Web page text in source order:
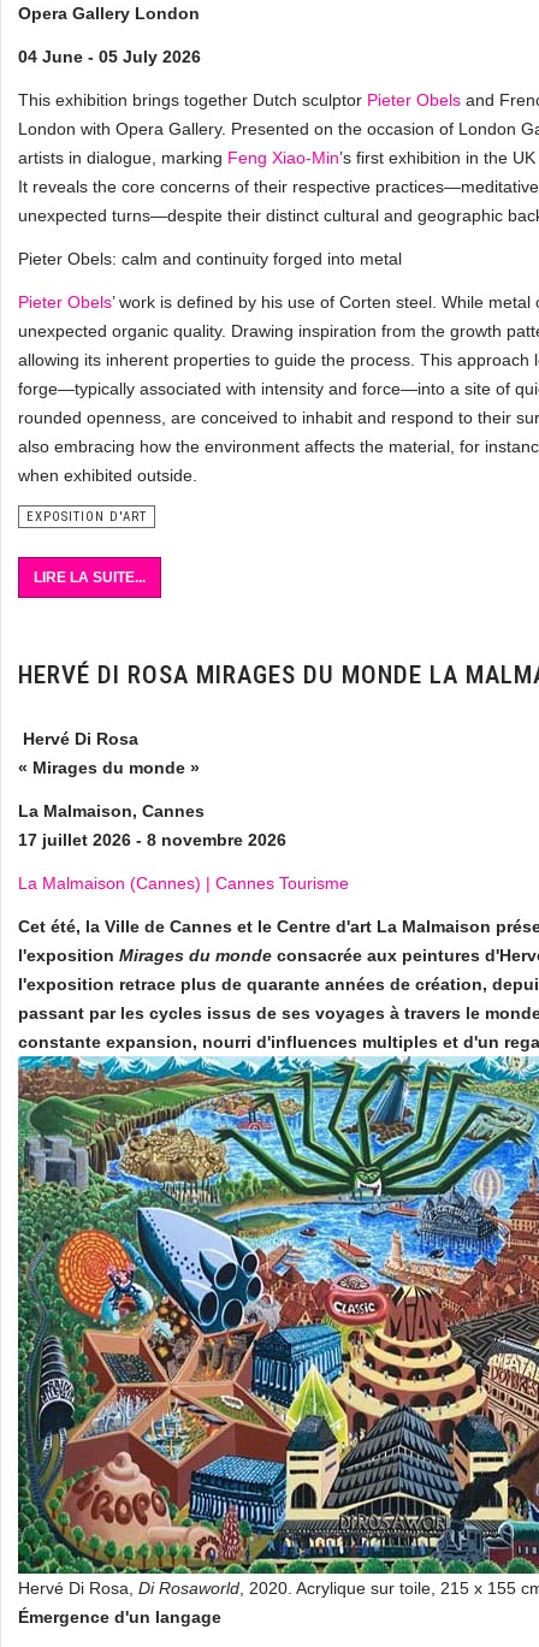
Opera Gallery London
04 June - 05 July 2026
This exhibition brings together Dutch sculptor Pieter Obels and
London with Opera Gallery. Presented on the occasion of London
artists in dialogue, marking Feng Xiao-Min’s first exhibition in the
It reveals the core concerns of their respective
unexpected turns—despite their distinct cultural and geographic
Pieter Obels: calm and continuity forged into metal
Pieter Obels’ work is defined by his use of Corten steel. While
unexpected organic quality. Drawing inspiration from the growth
allowing its inherent properties to guide the process. This
forge—typically associated with intensity and force—into a site of
rounded openness, are conceived to inhabit and respond to their
also embracing how the environment affects the material, for
when exhibited outside.
EXPOSITION D'ART
LIRE LA SUITE...
HERVÉ DI ROSA MIRAGES DU MONDE LA
Hervé Di Rosa
« Mirages du monde »
La Malmaison, Cannes
17 juillet 2026 - 8 novembre 2026
La Malmaison (Cannes) | Cannes Tourisme
Cet été, la Ville de Cannes et le Centre d'art La Malmaison
l'exposition Mirages du monde consacrée aux peintures
l'exposition retrace plus de quarante années de création,
passant par les cycles issus de ses voyages à travers le
constante expansion, nourri d'influences multiples et d'un
Hervé Di Rosa, Di Rosaworld , 2020. Acrylique sur toile, 215 x 155
Émergence d'un langage